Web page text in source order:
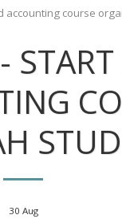
accounting course
30 Aug